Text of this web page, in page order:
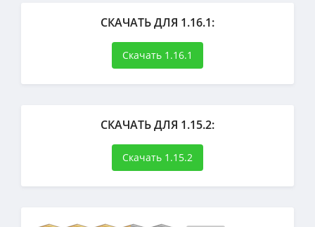
СКАЧАТЬ ДЛЯ 1.16.1:
Скачать 1.16.1
СКАЧАТЬ ДЛЯ 1.15.2:
Скачать 1.15.2